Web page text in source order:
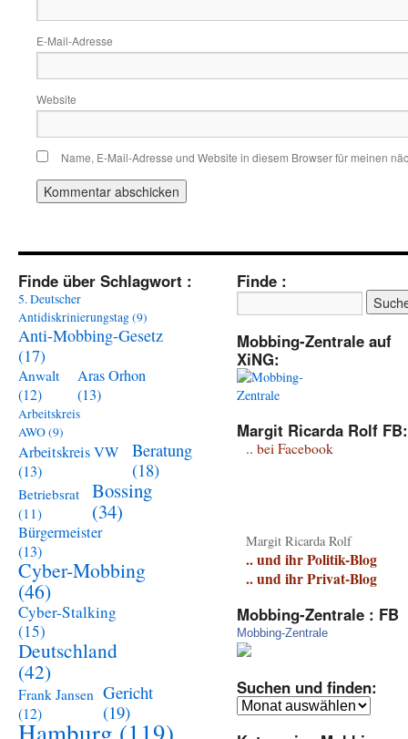
E-Mail-Adresse
Website
Name, E-Mail-Adresse und Website in diesem Browser für meinen
Finde über Schlagwort :
5. Deutscher
Antidiskrinierungstag(9)
Anti-Mobbing-Gesetz
(17)
Anwalt
(12)
Aras Orhon
(13)
Arbeitskreis
AWO(9)
Arbeitskreis VW
(13)
Beratung
(18)
Betriebsrat
(11)
Bossing
(34)
Bürgermeister
(13)
Cyber-Mobbing
(46)
Cyber-Stalking
(15)
Deutschland
(42)
Frank Jansen
(12)
Gericht
(19)
Finde :
Mobbing-Zentrale auf
XiNG:
Margit Ricarda Rolf FB:
.. bei Facebook
Margit Ricarda Rolf
.. und ihr Politik-Blog
.. und ihr Privat-Blog
Mobbing-Zentrale : FB
Mobbing-Zentrale
Suchen und finden:
Suchen